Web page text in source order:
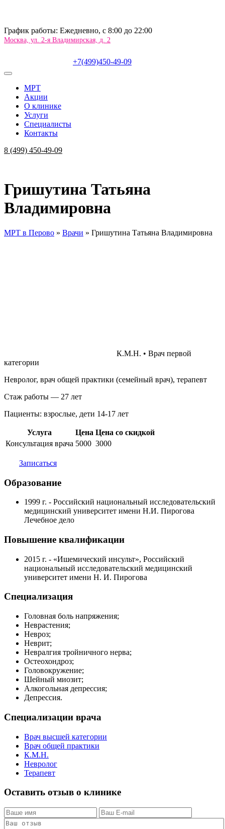
График работы: Ежедневно, c 8:00 до 22:00
Москва, ул. 2-я Владимирская, д. 2
+7(499)450-49-09
МРТ
Акции
О клинике
Услуги
Специалисты
Контакты
8 (499) 450-49-09
Гришутина Татьяна
Владимировна
МРТ в Перово » Врачи » Гришутина Татьяна Владимировна
К.М.Н. • Врач первой
категории
Невролог, врач общей практики (семейный врач), терапевт
Стаж работы — 27 лет
Пациенты: взрослые, дети 14-17 лет
Услуга Цена Цена со скидкой
Консультация врача 5000 3000
Записаться
Образование
1999 г. - Российский национальный исследовательский
медицинский университет имени Н.И. Пирогова
Лечебное дело
Повышение квалификации
2015 г. - «Ишемический инсульт», Российский
национальный исследовательский медицинский
университет имени Н. И. Пирогова
Специализация
Головная боль напряжения;
Неврастения;
Невроз;
Неврит;
Невралгия тройничного нерва;
Остеохондроз;
Головокружение;
Шейный миозит;
Алкогольная депрессия;
Депрессия.
Специализации врача
Врач высшей категории
Врач общей практики
К.М.Н.
Невролог
Терапевт
Оставить отзыв о клинике